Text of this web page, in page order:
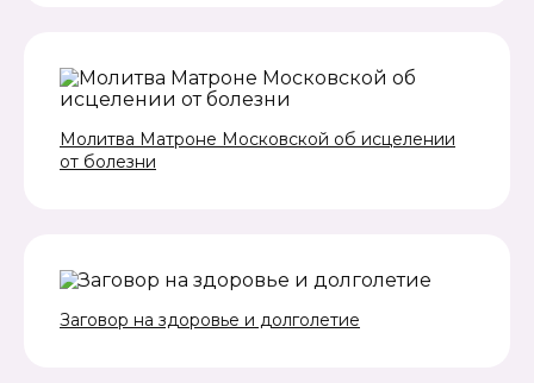
Молитва Матроне Московской об исцелении
от болезни
Заговор на здоровье и долголетие